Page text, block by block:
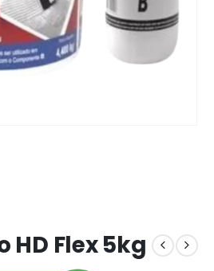
HD Flex 5kg